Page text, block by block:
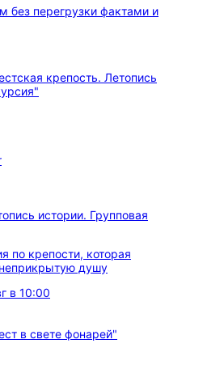
без перегрузки фактами и
истории. Групповая
по крепости, которая
душу
в 10:00